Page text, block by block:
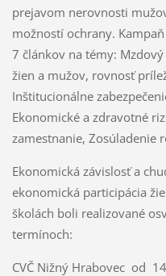
prejavom nerovnosti
možností ochrany.
7 článkov na témy:
žien a mužov, rovnosť
Inštitucionálne
Ekonomické a zdravotné
zamestnanie, Zosúladenie
Ekonomická závislosť a
ekonomická participácia
školách boli realizované
termínoch:
CVČ Nižný Hrabovec od